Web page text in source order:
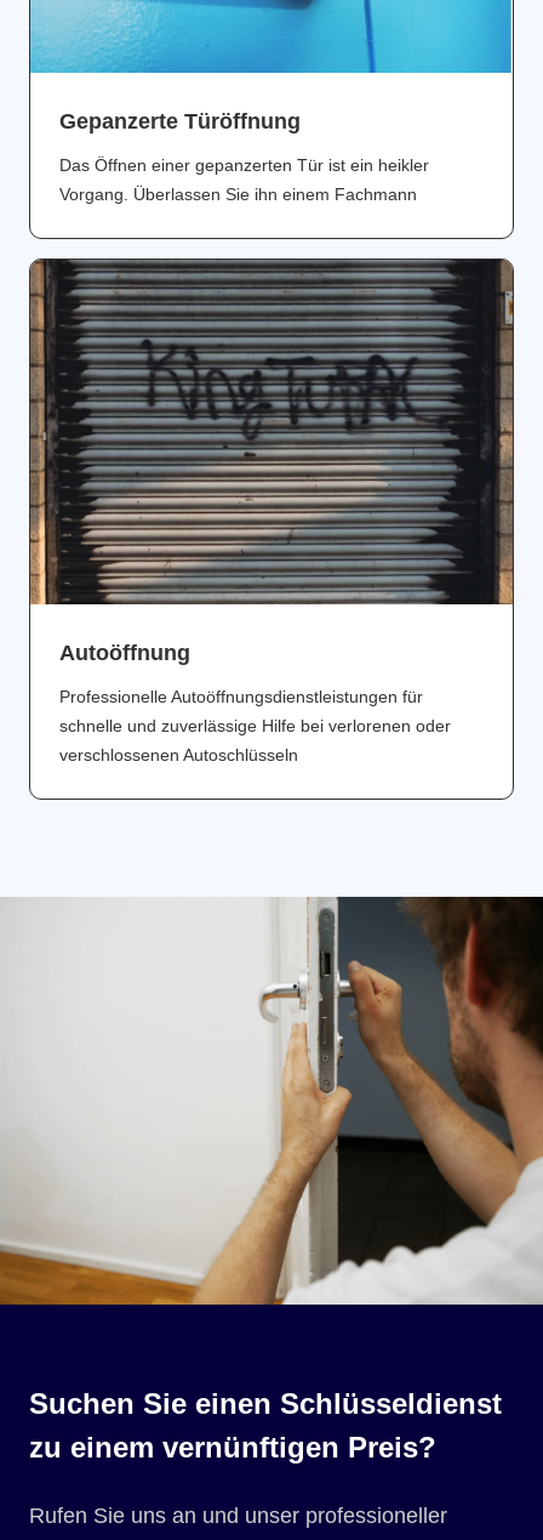
Gepanzerte Türöffnung
Das Öffnen einer gepanzerten Tür ist ein heikler
Vorgang. Überlassen Sie ihn einem Fachmann
Аutoöffnung
Professionelle Autoöffnungsdienstleistungen für
schnelle und zuverlässige Hilfe bei verlorenen oder
verschlossenen Autoschlüsseln
Suchen Sie einen Schlüsseldienst
zu einem vernünftigen Preis?
Rufen Sie uns an und unser professioneller